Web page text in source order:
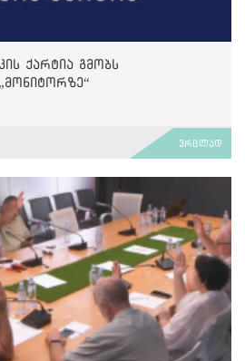
ქარტია გმობს
ვრცლად